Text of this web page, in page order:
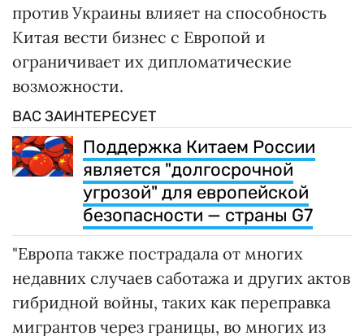
против Украины влияет на способность
Китая вести бизнес с Европой и
ограничивает их дипломатические
возможности.
ВАС ЗАИНТЕРЕСУЕТ
Поддержка Китаем России
является "долгосрочной
угрозой" для европейской
безопасности — страны G7
"Европа также пострадала от многих
недавних случаев саботажа и других актов
гибридной войны, таких как переправка
мигрантов через границы, во многих из